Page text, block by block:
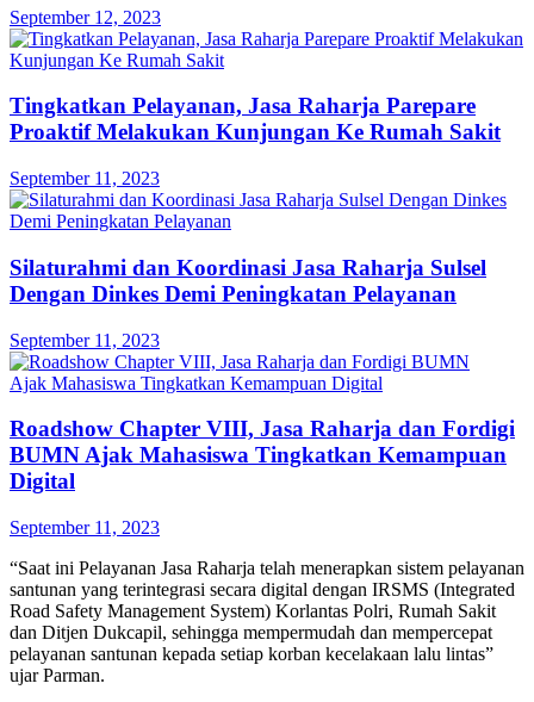
September 12, 2023
Tingkatkan Pelayanan, Jasa Raharja Parepare
Proaktif Melakukan Kunjungan Ke Rumah Sakit
September 11, 2023
Silaturahmi dan Koordinasi Jasa Raharja Sulsel
Dengan Dinkes Demi Peningkatan Pelayanan
September 11, 2023
Roadshow Chapter VIII, Jasa Raharja dan Fordigi
BUMN Ajak Mahasiswa Tingkatkan Kemampuan
Digital
September 11, 2023
“Saat ini Pelayanan Jasa Raharja telah menerapkan sistem pelayanan
santunan yang terintegrasi secara digital dengan IRSMS (Integrated
Road Safety Management System) Korlantas Polri, Rumah Sakit
dan Ditjen Dukcapil, sehingga mempermudah dan mempercepat
pelayanan santunan kepada setiap korban kecelakaan lalu lintas”
ujar Parman.